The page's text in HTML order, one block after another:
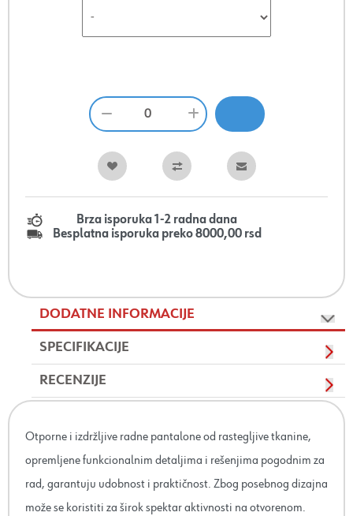
Brza isporuka 1-2 radna dana
Besplatna isporuka preko 8000,00 rsd
DODATNE INFORMACIJE
SPECIFIKACIJE
RECENZIJE
Otporne i izdržljive radne pantalone od rastegljive tkanine,
opremljene funkcionalnim detaljima i rešenjima pogodnim za
rad, garantuju udobnost i praktičnost. Zbog posebnog dizajna
može se koristiti za širok spektar aktivnosti na otvorenom.